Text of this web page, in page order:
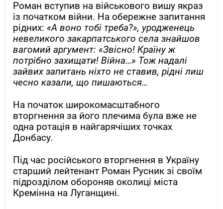
Роман вступив на військового вишу якраз
із початком війни. На обережне запитання
рідних: «А воно тобі треба?», уродженець
невеликого закарпатського села знайшов
вагомий аргумент: «Звісно! Країну ж
потрібно захищати! Війна…» Тож надалі
зайвих запитань ніхто не ставив, рідні лиш
чесно казали, що пишаються…
На початок широкомасштабного
вторгнення за його плечима була вже не
одна ротація в найгарячіших точках
Донбасу.
Під час російського вторгнення в Україну
старший лейтенант Роман Русник зі своїм
підрозділом обороняв околиці міста
Кремінна на Луганщині.